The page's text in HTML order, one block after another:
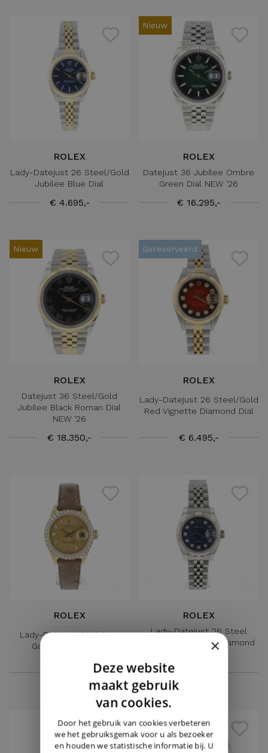
ROLEX
Lady-Datejust 26 Steel/Gold
Jubilee Blue Dial
€ 4.695,-
Nieuw
ROLEX
Datejust 36 Jubilee Ombre
Green Dial NEW '26
€ 16.295,-
Nieuw
ROLEX
Datejust 36 Steel/Gold
Jubilee Black Roman Dial
NEW '26
€ 18.350,-
Gereserveerd
ROLEX
Lady-Datejust 26 Steel/Gold
Red Vignette Diamond Dial
€ 6.495,-
ROLEX
Lady-Datejust 26 Yellow
Gold Diamond Dial
ROLEX
Lady-Datejust 26 Steel
Jubilee Blue Logo Diamond
GERMAN
×
Deze website
maakt gebruik
van cookies.
Door het gebruik van cookies verbeteren
we het gebruiksgemak voor u als bezoeker
en houden we statistische informatie bij. U